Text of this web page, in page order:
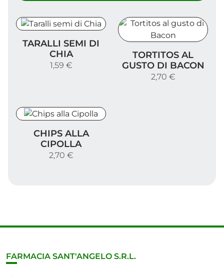
TARALLI SEMI DI
CHIA
1,59 €
TORTITOS AL
GUSTO DI BACON
2,70 €
CHIPS ALLA
CIPOLLA
2,70 €
FARMACIA SANT'ANGELO S.R.L.